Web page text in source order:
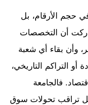
حجم الأرقام، بل
أن التخصصات
وأن بقاء أي شعبة
أو التراكم التاريخي،
فالجامعة
بل تراقب تحولات سوق